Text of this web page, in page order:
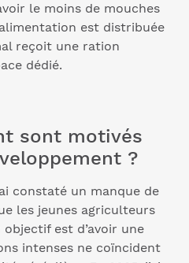
le moins de mouches
est distribuée
reçoit une ration
dédié.
sont motivés
?
constaté un manque de
les jeunes agriculteurs
est d’avoir une
intenses ne coïncident